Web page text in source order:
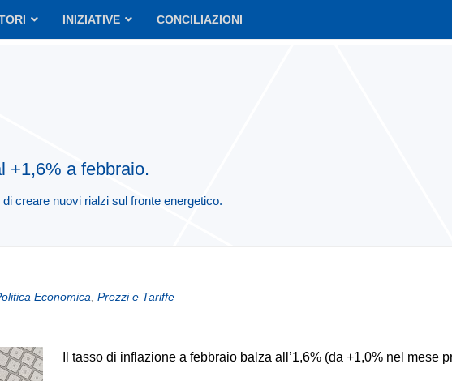
INIZIATIVE CONCILIAZIONI
+1,6% a febbraio.
creare nuovi rialzi sul fronte energetico.
Economica Prezzi e Tariffe
Il tasso di inflazione a febbraio balza all’1,6% (da +1,0% nel mese